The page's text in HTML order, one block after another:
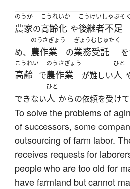
のうか
農家の
こうれいか
高齢化 や
こうけいしゃぶそく
後継者不足
め、
のうさぎょう
農作業 の
ぎょうむじゅたく
業務受託
こうれい
高齢 で
のうさぎょう
農作業 が難しい
ひと
人
できない
ひと
人 からの依頼を受けて
To solve the problems of
of successors, some
outsourcing of farm labor.
receives requests for
people who are too old for
have farmland but cannot